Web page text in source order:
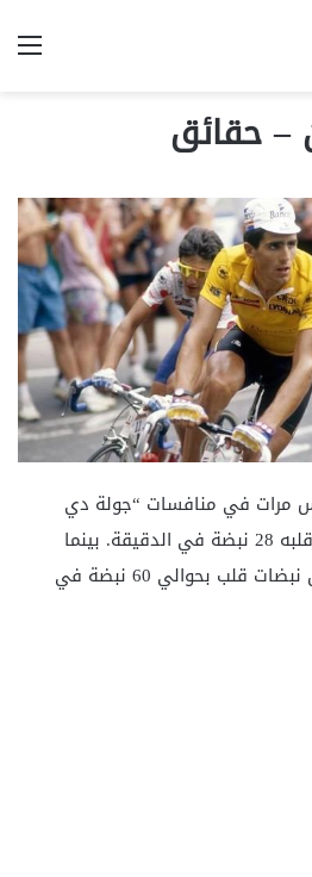
– حقائق
مرات في منافسات “جولة دي
فرنسا” كان معدل ضربات قلبه 28 نبضة في الدقيقة. بينما
الشخص العادي لديه معدل نبضات قلب بحوالي 60 نبضة في